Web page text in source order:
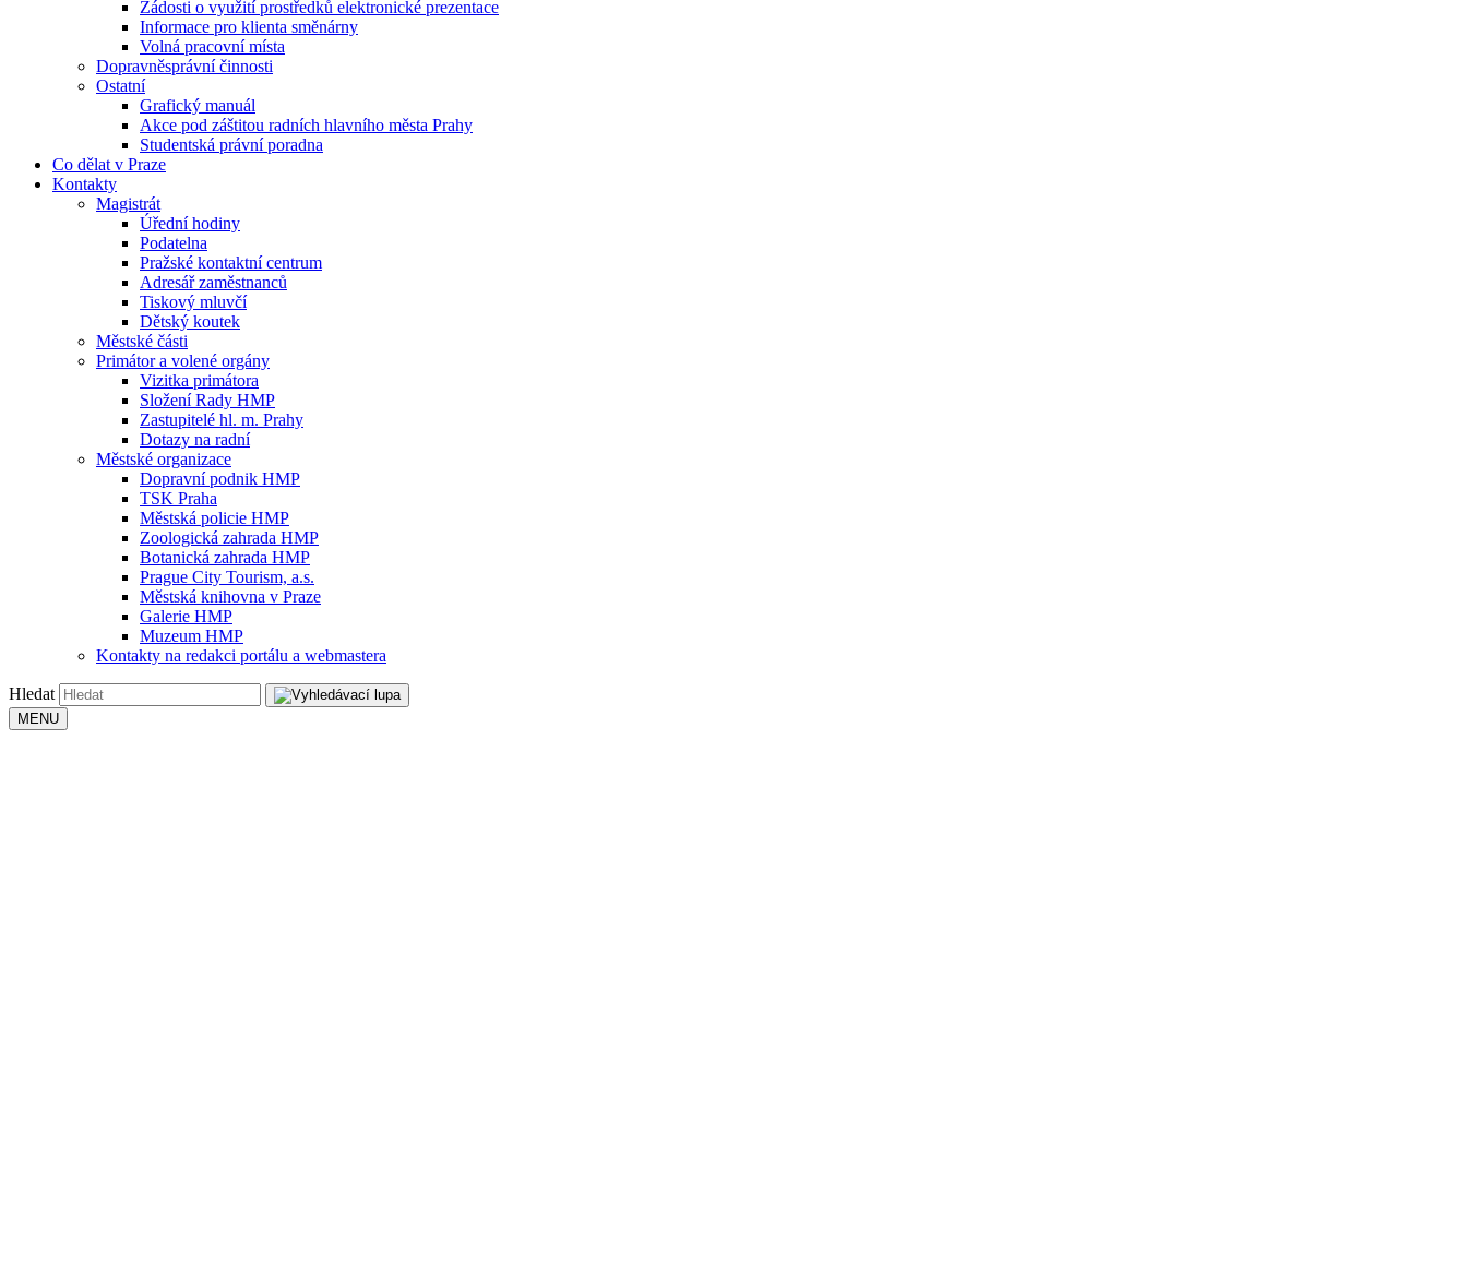
Žádosti o využití prostředků elektronické prezentace
Informace pro klienta směnárny
Volná pracovní místa
Dopravněsprávní činnosti
Ostatní
Grafický manuál
Akce pod záštitou radních hlavního města Prahy
Studentská právní poradna
Co dělat v Praze
Kontakty
Magistrát
Úřední hodiny
Podatelna
Pražské kontaktní centrum
Adresář zaměstnanců
Tiskový mluvčí
Dětský koutek
Městské části
Primátor a volené orgány
Vizitka primátora
Složení Rady HMP
Zastupitelé hl. m. Prahy
Dotazy na radní
Městské organizace
Dopravní podnik HMP
TSK Praha
Městská policie HMP
Zoologická zahrada HMP
Botanická zahrada HMP
Prague City Tourism, a.s.
Městská knihovna v Praze
Galerie HMP
Muzeum HMP
Kontakty na redakci portálu a webmastera
Hledat
MENU